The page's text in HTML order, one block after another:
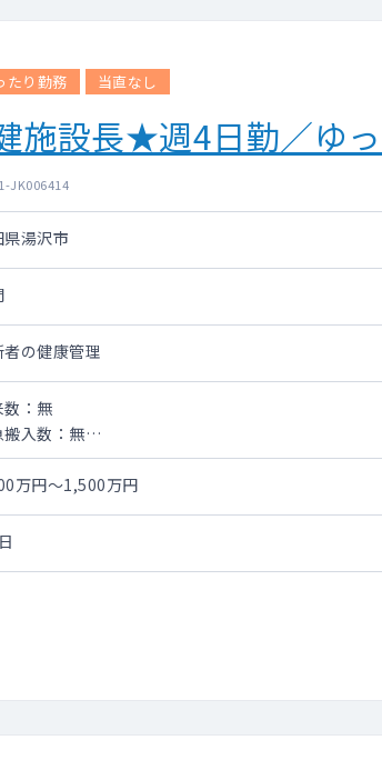
電図読影
読影（胸部・腹部）
判定・説明（胸部・ 胃部 ・可能なら乳腺の一次読
の場合は、院長をはじめとした常勤医がフォロー
影：胸部・胃部・乳腺
たり勤務 当直なし
設長★週4日勤／ゆっ
JK006414
県湯沢市
者の健康管理
数：無
搬入数：無
数：無
者の病棟管理及び施設長業務一般
万円～1,500万円